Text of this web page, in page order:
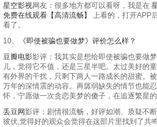
星空影视网友：很多地方都可以看呀，我是在
免费在线观看【高清流畅】
上看的，打开APP
看了。
10、
《即使被骗也要做梦》评价怎么样？
豆瓣电影影评：我其实是想给即使被骗也要做
儿，觉得它不值，还是三星半吧。太过美好的
有外界的干扰，只剩下两人一路成长的甜蜜。
万年的深情震的动容。再孱弱缺失的情节也能
怀，宁愿做一次贪恋美梦的傻子，在追逐繁星
丢豆网影评：剧情很流畅，好评如潮、质疑不
彼伏,觉得好的观众会觉得在这部片里找到了共